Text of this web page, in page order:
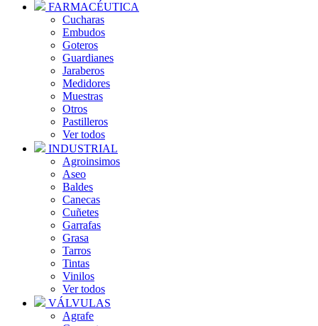
FARMACÉUTICA
Cucharas
Embudos
Goteros
Guardianes
Jaraberos
Medidores
Muestras
Otros
Pastilleros
Ver todos
INDUSTRIAL
Agroinsimos
Aseo
Baldes
Canecas
Cuñetes
Garrafas
Grasa
Tarros
Tintas
Vinilos
Ver todos
VÁLVULAS
Agrafe